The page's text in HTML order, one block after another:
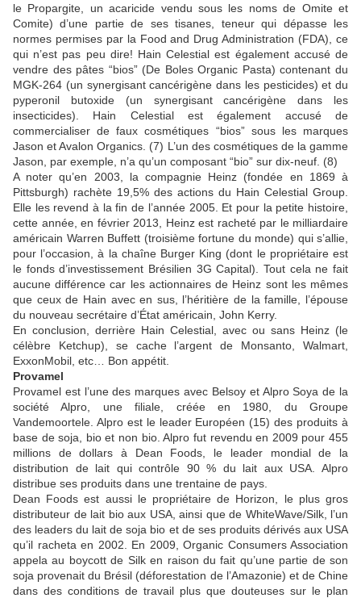
le Propargite, un acaricide vendu sous les noms de Omite et
Comite) d’une partie de ses tisanes, teneur qui dépasse les
normes permises par la Food and Drug Administration (FDA), ce
qui n’est pas peu dire! Hain Celestial est également accusé de
vendre des pâtes “bios” (De Boles Organic Pasta) contenant du
MGK-264 (un synergisant cancérigène dans les pesticides) et du
pyperonil butoxide (un synergisant cancérigène dans les
insecticides). Hain Celestial est également accusé de
commercialiser de faux cosmétiques “bios” sous les marques
Jason et Avalon Organics. (7) L’un des cosmétiques de la gamme
Jason, par exemple, n’a qu’un composant “bio” sur dix-neuf. (8)
A noter qu’en 2003, la compagnie Heinz (fondée en 1869 à
Pittsburgh) rachète 19,5% des actions du Hain Celestial Group.
Elle les revend à la fin de l’année 2005. Et pour la petite histoire,
cette année, en février 2013, Heinz est racheté par le milliardaire
américain Warren Buffett (troisième fortune du monde) qui s’allie,
pour l’occasion, à la chaîne Burger King (dont le propriétaire est
le fonds d’investissement Brésilien 3G Capital). Tout cela ne fait
aucune différence car les actionnaires de Heinz sont les mêmes
que ceux de Hain avec en sus, l’héritière de la famille, l’épouse
du nouveau secrétaire d’État américain, John Kerry.
En conclusion, derrière Hain Celestial, avec ou sans Heinz (le
célèbre Ketchup), se cache l’argent de Monsanto, Walmart,
ExxonMobil, etc… Bon appétit.
Provamel
Provamel est l’une des marques avec Belsoy et Alpro Soya de la
société Alpro, une filiale, créée en 1980, du Groupe
Vandemoortele. Alpro est le leader Européen (15) des produits à
base de soja, bio et non bio. Alpro fut revendu en 2009 pour 455
millions de dollars à Dean Foods, le leader mondial de la
distribution de lait qui contrôle 90 % du lait aux USA. Alpro
distribue ses produits dans une trentaine de pays.
Dean Foods est aussi le propriétaire de Horizon, le plus gros
distributeur de lait bio aux USA, ainsi que de WhiteWave/Silk, l’un
des leaders du lait de soja bio et de ses produits dérivés aux USA
qu’il racheta en 2002. En 2009, Organic Consumers Association
appela au boycott de Silk en raison du fait qu’une partie de son
soja provenait du Brésil (déforestation de l’Amazonie) et de Chine
dans des conditions de travail plus que douteuses sur le plan